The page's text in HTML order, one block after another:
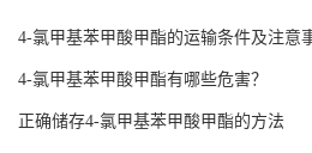
4-氯甲基苯甲酸甲酯的运输条件及注意
4-氯甲基苯甲酸甲酯有哪些危害？
正确储存4-氯甲基苯甲酸甲酯的方法